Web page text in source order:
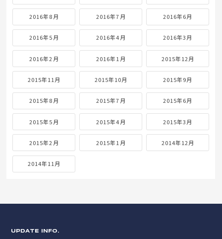
2016年8月 2016年7月 2016年6月
2016年5月 2016年4月 2016年3月
2016年2月 2016年1月 2015年12月
2015年11月 2015年10月 2015年9月
2015年8月 2015年7月 2015年6月
2015年5月 2015年4月 2015年3月
2015年2月 2015年1月 2014年12月
2014年11月
UPDATE INFO.